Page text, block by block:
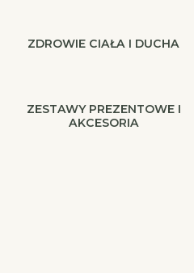
ZDROWIE CIAŁA I DUCHA
ZESTAWY PREZENTOWE I
AKCESORIA